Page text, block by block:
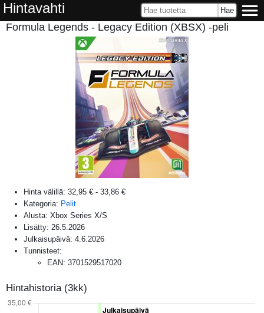
Hintavahti
Formula Legends - Legacy Edition (XBSX) -peli
Hinta välillä: 32,95 € - 33,86 €
Kategoria: Pelit
Alusta: Xbox Series X/S
Lisätty: 26.5.2026
Julkaisupäivä: 4.6.2026
Tunnisteet:
EAN: 3701529517020
Hintahistoria (3kk)